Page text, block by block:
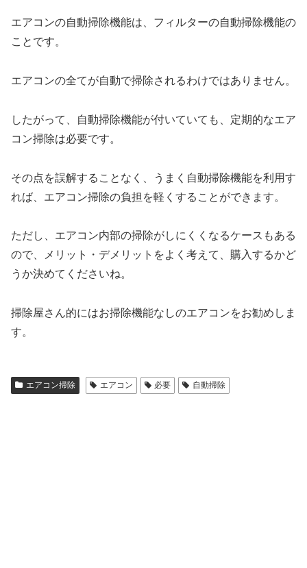
エアコンの自動掃除機能は、フィルターの自動掃除機能の
ことです。
エアコンの全てが自動で掃除されるわけではありません。
したがって、自動掃除機能が付いていても、定期的なエア
コン掃除は必要です。
その点を誤解することなく、うまく自動掃除機能を利用す
れば、エアコン掃除の負担を軽くすることができます。
ただし、エアコン内部の掃除がしにくくなるケースもある
ので、メリット・デメリットをよく考えて、購入するかど
うか決めてくださいね。
掃除屋さん的にはお掃除機能なしのエアコンをお勧めしま
す。
エアコン掃除 エアコン 必要 自動掃除